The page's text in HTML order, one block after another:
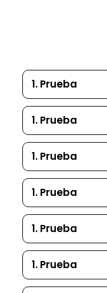
1. Prueba
1. Prueba
1. Prueba
1. Prueba
1. Prueba
1. Prueba